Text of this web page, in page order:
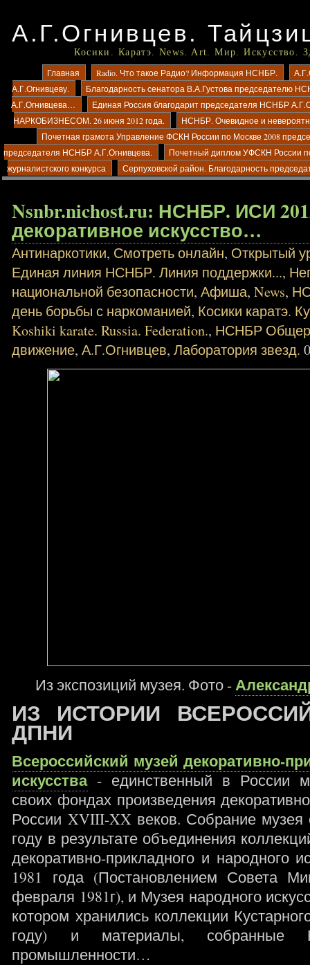
А.Г.Огнивцев.
Косики. Каратэ. News. Art. Мир. Искусство.
Главная Radio. Что такое Радио? Информация НСНБР.
А.Г.Огнивцеву.
Благодарность сенатора В.А.Густова председателю
А.Г.Огнивцева…
Единая Россия благодарит председателя НСНБР
НАРКОБИЗНЕСОМ. 26 июня 2012 года.
НСНБР. Очевидное и
Почетная грамота Управление ФСКН России по Москве 2008
председателя НСНБР А.Г.Огнивцева.
Почетный диплом УФСКН России
журналистского конкурса
Серпуховской район. Благодарность
Nsnbr.nichost.ru: НСНБР. ИСИ
декоративное искусство…
Антинаркотики, Смотреть онлайн, Открытый
Единая линия НСНБР. Линия поддержки...,
национальной безопасности,Афиша,News,
день борьбы с наркоманией, Косики каратэ.
Koshiki karate. Russia. Federation., НСНБР
движение,А.Г.Огнивцев,Лаборатория звезд.
Из экспозиций музея. Фото -
ИЗ ИСТОРИИ
ДПНИ
Всероссийский музей декоративно-
искусства- единственный в России
своих фондах произведения
России XVIII-XX веков. Собрание музея
году в результате объединения
декоративно-прикладного и народного
1981 года (Постановлением Совета
февраля 1981г), и Музея народного
котором хранились коллекции
году) и материалы, собранные
промышленности…